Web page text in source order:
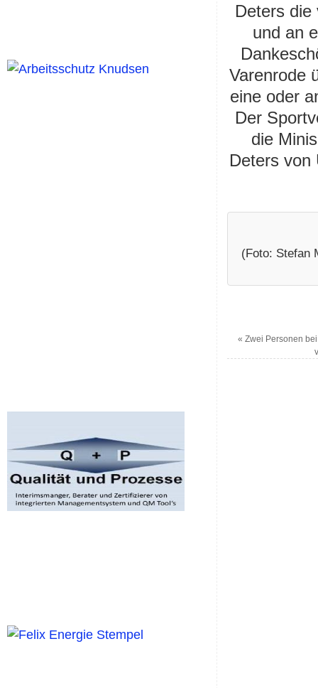
Deters die
und an
Varenrode
eine oder
Der
die
Deters von
(Foto: Stefan
« Zwei Personen